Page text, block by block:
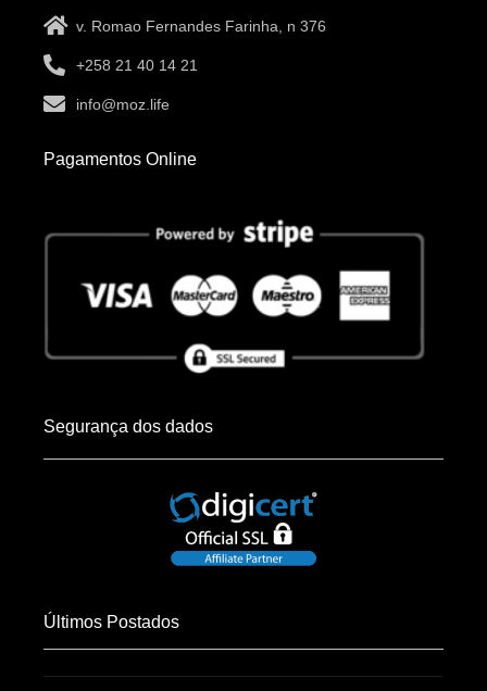
v. Romao Fernandes Farinha, n 376
+258 21 40 14 21
info@moz.life
Pagamentos Online
Segurança dos dados
Últimos Postados